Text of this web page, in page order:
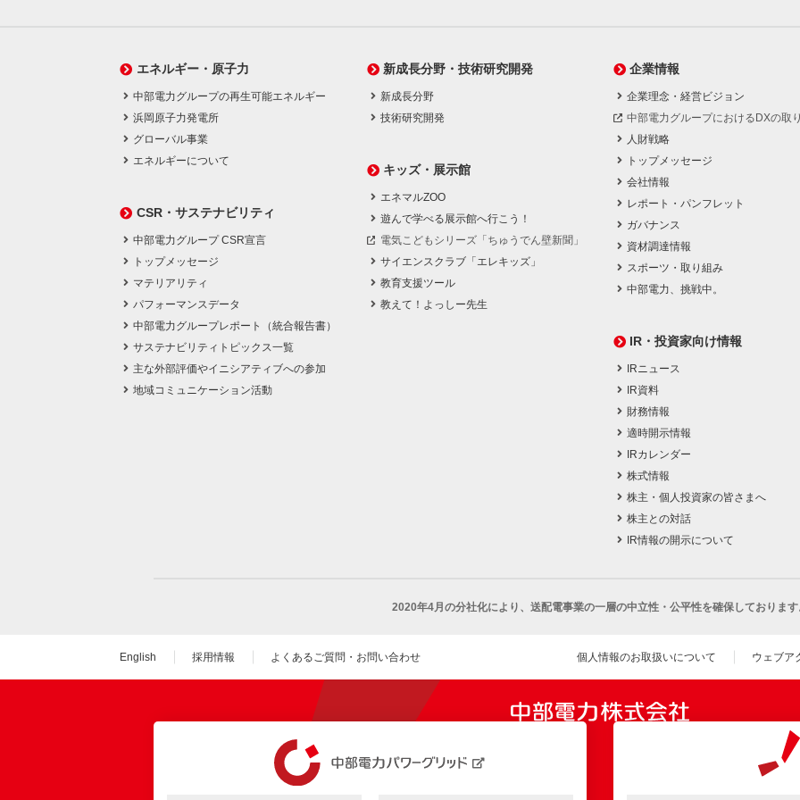
エネルギー・原子力
中部電力グループの再生可能エネルギー
浜岡原子力発電所
グローバル事業
エネルギーについて
CSR・サステナビリティ
中部電力グループ CSR宣言
トップメッセージ
マテリアリティ
パフォーマンスデータ
中部電力グループレポート（統合報告書）
サステナビリティトピックス一覧
主な外部評価やイニシアティブへの参加
地域コミュニケーション活動
新成長分野・技術研究開発
新成長分野
技術研究開発
キッズ・展示館
エネマルZOO
遊んで学べる展示館へ行こう！
電気こどもシリーズ「ちゅうでん壁新聞」
サイエンスクラブ「エレキッズ」
教育支援ツール
教えて！よっしー先生
企業情報
企業理念・経営ビジョン
中部電力グループにおけるDXの取
人財戦略
トップメッセージ
会社情報
レポート・パンフレット
ガバナンス
資材調達情報
スポーツ・取り組み
中部電力、挑戦中。
IR・投資家向け情報
IRニュース
IR資料
財務情報
適時開示情報
IRカレンダー
株式情報
株主・個人投資家の皆さまへ
株主との対話
IR情報の開示について
2020年4月の分社化により、 送配電事業の一層の中立性・公平性を確保しております
English 採用情報 よくあるご質問・お問い合わせ 個人情報のお取扱いについて ウェブア